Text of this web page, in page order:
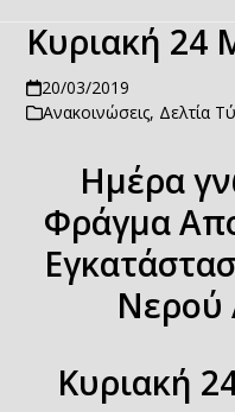
Κυριακή 24
20/03/2019
Ανακοινώσεις, Δελτία
Ημέρα
Φράγμα
Νερού
Κυριακή